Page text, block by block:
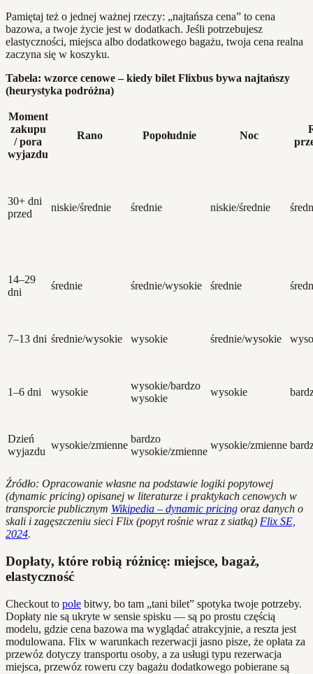
Pamiętaj też o jednej ważnej rzeczy: „najtańsza cena” to cena
bazowa, a twoje życie jest w dodatkach. Jeśli potrzebujesz
elastyczności, miejsca albo dodatkowego bagażu, twoja cena realna
zaczyna się w koszyku.
Tabela: wzorce cenowe – kiedy bilet Flixbus bywa najtańszy
(heurystyka podróżna)
Moment
zakupu
/ pora
wyjazdu
Rano Popołudnie Noc
30+ dni
przed
niskie/średnie średnie niskie/średnie
14–29
dni
średnie średnie/wysokie średnie
7–13 dni średnie/wysokie wysokie średnie/wysokie
1–6 dni wysokie
wysokie/bardzo
wysokie
wysokie
Dzień
wyjazdu
wysokie/zmienne
bardzo
wysokie/zmienne
wysokie/zmienne
Źródło: Opracowanie własne na podstawie logiki popytowej
(dynamic pricing) opisanej w literaturze i praktykach cenowych w
transporcie publicznym Wikipedia – dynamic pricing oraz danych o
skali i zagęszczeniu sieci Flix (popyt rośnie wraz z siatką) Flix SE,
2024.
Dopłaty, które robią różnicę: miejsce, bagaż,
elastyczność
Checkout to pole bitwy, bo tam „tani bilet” spotyka twoje potrzeby.
Dopłaty nie są ukryte w sensie spisku — są po prostu częścią
modelu, gdzie cena bazowa ma wyglądać atrakcyjnie, a reszta jest
modulowana. Flix w warunkach rezerwacji jasno pisze, że opłata za
przewóz dotyczy transportu osoby, a za usługi typu rezerwacja
miejsca, przewóz roweru czy bagażu dodatkowego pobierane są